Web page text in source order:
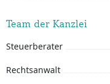
Team der Kanzlei
Steuerberater
Rechtsanwalt